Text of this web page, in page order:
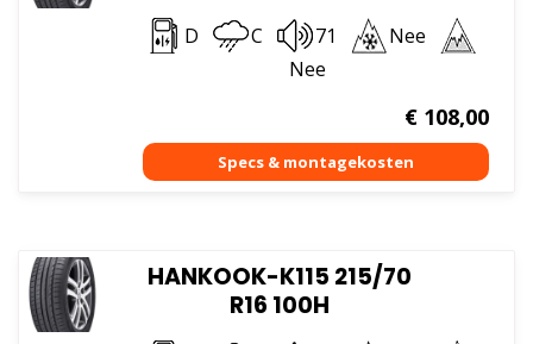
D C 71
Nee
Nee
€108,00
HANKOOK-K115 215/70
R16 100H